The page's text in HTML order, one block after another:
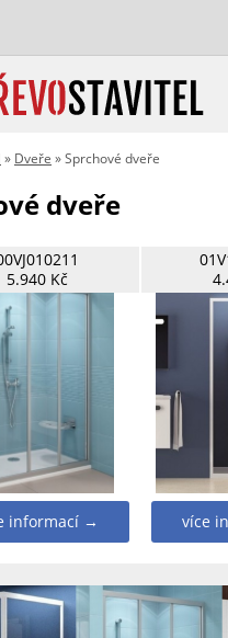
» Dveře » Sprchové dveře
dveře
5.940 Kč
informací → více